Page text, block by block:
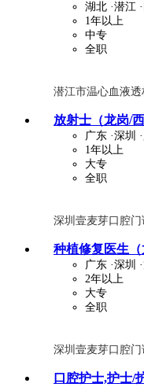
解决户口
员工旅游
湖北 ·潜江
1年以上
中专
全职
潜江市温心血液透
放射士（龙岗/西
广东 ·深圳
1年以上
大专
全职
深圳壹麦芽口腔门
种植修复医生（
广东 ·深圳
2年以上
大专
全职
深圳壹麦芽口腔门
口腔护士,护士/